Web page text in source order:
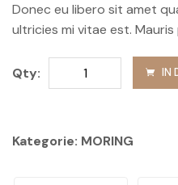
Donec eu libero sit amet
ultricies mi vitae est.
Qty:
Water
IN
Kategorie: MORING